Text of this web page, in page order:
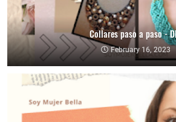
Collares paso a paso -
February 16, 2023